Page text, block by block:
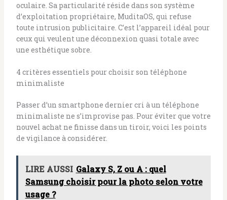
oculaire. Sa particularité réside dans son système
d’exploitation propriétaire, MuditaOS, qui refuse
toute intrusion publicitaire. C’est l’appareil idéal pour
ceux qui veulent une déconnexion quasi totale avec
une esthétique sobre.
4 critères essentiels pour choisir son téléphone
minimaliste
Passer d’un smartphone dernier cri à un téléphone
minimaliste ne s’improvise pas. Pour éviter que votre
nouvel achat ne finisse dans un tiroir, voici les points
de vigilance à considérer.
LIRE AUSSI Galaxy S, Z ou A : quel
Samsung choisir pour la photo selon votre
usage ?